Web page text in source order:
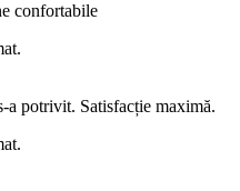
confortabile
a potrivit. Satisfacție maximă.